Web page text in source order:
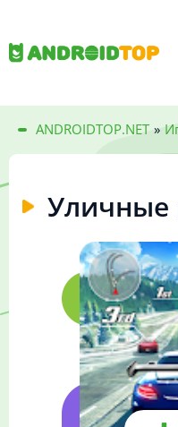
ANDROIDTOP.NET »
Уличные